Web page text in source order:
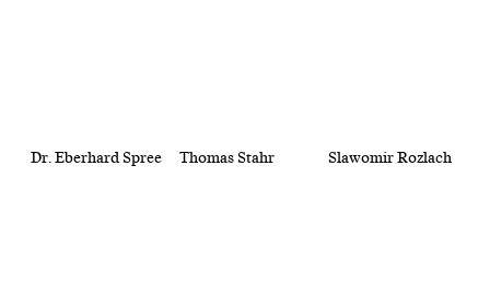
Dr. Eberhard Spree Thomas Stahr Slawomir Rozlach